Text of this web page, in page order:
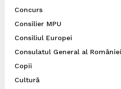
Concurs
Consilier MPU
Consiliul Europei
Consulatul General al
Copii
Cultură